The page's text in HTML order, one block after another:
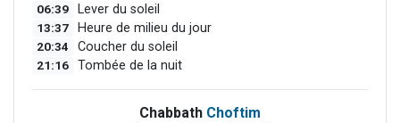
06:39 Lever du soleil
13:37 Heure de milieu du jour
20:34 Coucher du soleil
21:16 Tombée de la nuit
Chabbath Choftim